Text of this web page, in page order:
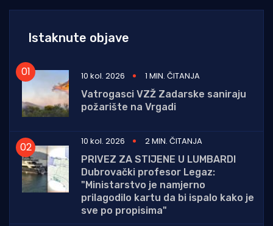
Istaknute objave
10 kol. 2026
1 MIN. ČITANJA
Vatrogasci VZŽ Zadarske saniraju
požarište na Vrgadi
10 kol. 2026
2 MIN. ČITANJA
PRIVEZ ZA STIJENE U LUMBARDI
Dubrovački profesor Legaz:
"Ministarstvo je namjerno
prilagodilo kartu da bi ispalo kako je
sve po propisima"